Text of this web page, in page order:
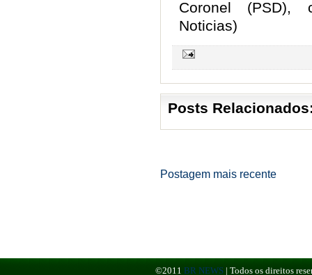
Coronel (PSD),
Noticias)
Posts
Postagem mais recente
©2011 BR NEWS | Todos os direitos